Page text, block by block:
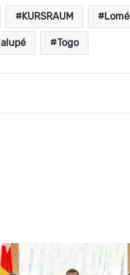
KURSRAUM Lomé
Togo